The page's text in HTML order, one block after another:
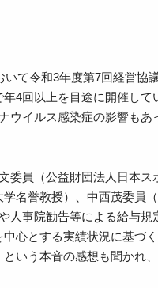
て令和3年度第7回経営
4回以上を目途に開催し
ウイルス感染症の影響も
委員（公益財団法人日本
名誉教授）、中西茂委員
人事院勧告等による給与
心とする実績状況に基づ
いう本音の感想も聞かれ